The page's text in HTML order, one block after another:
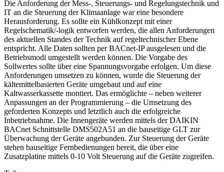
Die Anforderung der Mess-, Steuerungs- und Regelungstechnik und
IT an die Steuerung der Klimaanlage war eine besondere
Herausforderung. Es sollte ein Kühlkonzept mit einer
Regelschematik/-logik entworfen werden, die allen Anforderungen
des aktuellen Standes der Technik auf regeltechnischer Ebene
entspricht. Alle Daten sollten per BACnet-IP ausgelesen und die
Betriebsmodi umgestellt werden können. Die Vorgabe des
Sollwertes sollte über eine Spannungsvorgabe erfolgen. Um diese
Anforderungen umsetzen zu können, wurde die Steuerung der
kältemittelbasierten Geräte umgebaut und auf eine
Kaltwasserkassette montiert. Das ermöglichte – neben weiterer
Anpassungen an der Programmierung – die Umsetzung des
geforderten Konzepts und letztlich auch die erfolgreiche
Inbetriebnahme. Die Innengeräte werden mittels der DAIKIN
BACnet Schnittstelle DMS502A51 an die bauseitige GLT zur
Überwachung der Geräte angebunden. Zur Steuerung der Geräte
stehen bauseitige Fernbedienungen bereit, die über eine
Zusatzplatine mittels 0-10 Volt Steuerung auf die Geräte zugreifen.